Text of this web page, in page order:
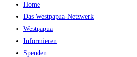
Home
Das Westpapua-Netzwerk
Westpapua
Informieren
Spenden